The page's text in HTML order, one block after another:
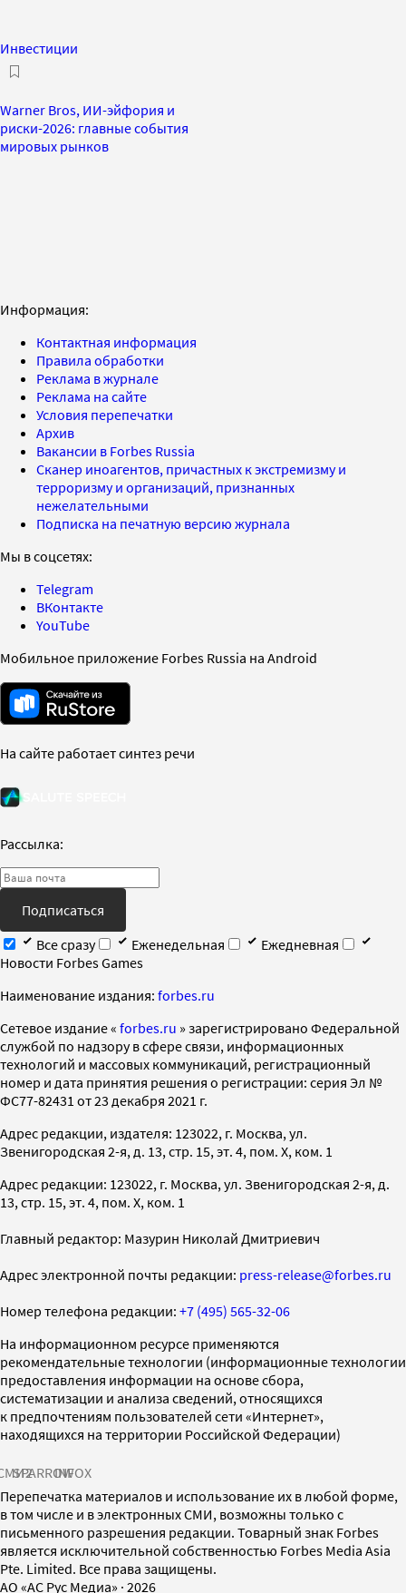
Инвестиции
Warner Bros, ИИ-эйфория и
риски-2026: главные события
мировых рынков
Информация:
Контактная информация
Правила обработки
Реклама в журнале
Реклама на сайте
Условия перепечатки
Архив
Вакансии в Forbes Russia
Сканер иноагентов, причастных к экстремизму и
терроризму и организаций, признанных
нежелательными
Подписка на печатную версию журнала
Мы в соцсетях:
Telegram
ВКонтакте
YouTube
Мобильное приложение Forbes Russia на Android
На сайте работает синтез речи
Рассылка:
Подписаться
Все сразу
Еженедельная
Ежедневная
Новости Forbes Games
Наименование издания: forbes.ru
Cетевое издание « forbes.ru » зарегистрировано Федеральной
службой по надзору в сфере связи, информационных
технологий и массовых коммуникаций, регистрационный
номер и дата принятия решения о регистрации: серия Эл №
ФС77-82431 от 23 декабря 2021 г.
Адрес редакции, издателя: 123022, г. Москва, ул.
Звенигородская 2-я, д. 13, стр. 15, эт. 4, пом. X, ком. 1
Адрес редакции: 123022, г. Москва, ул. Звенигородская 2-я, д.
13, стр. 15, эт. 4, пом. X, ком. 1
Главный редактор: Мазурин Николай Дмитриевич
Адрес электронной почты редакции: press-release@forbes.ru
Номер телефона редакции: +7 (495) 565-32-06
На информационном ресурсе применяются
рекомендательные технологии (информационные технологии
предоставления информации на основе сбора,
систематизации и анализа сведений, относящихся
к предпочтениям пользователей сети «Интернет»,
находящихся на территории Российской Федерации)
SPARROWINFOX
Перепечатка материалов и использование их в любой форме,
в том числе и в электронных СМИ, возможны только с
письменного разрешения редакции. Товарный знак Forbes
является исключительной собственностью Forbes Media Asia
Pte. Limited. Все права защищены.
AO «АС Рус Медиа» · 2026